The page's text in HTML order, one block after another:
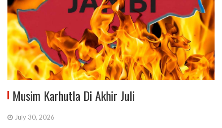
Musim Karhutla Di Akhir Juli
July 30, 2026